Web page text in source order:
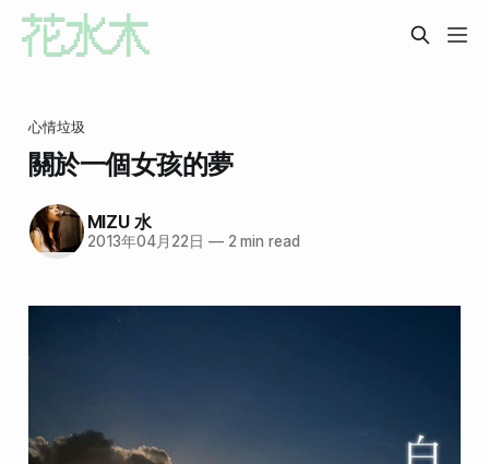
心情垃圾
關於一個女孩的夢
MIZU 水
2013年04月22日 —2 min read